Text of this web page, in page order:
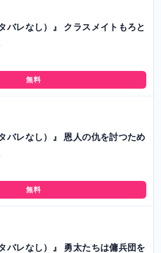
バレなし）』 クラスメイトもろと
無料
バレなし）』 恩人の仇を討つため
無料
バレなし）』 勇太たちは傭兵団を